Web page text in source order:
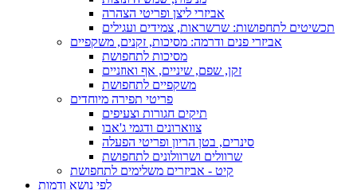
אביזרי ליצן ופריטי הצהרה
תכשיטים לתחפושות: שרשראות, צמידים ועגילים
אביזרי פנים ודרמה: מסיכות, זקנים, משקפיים
מסיכות לתחפושת
זקן, שפם, שיניים, אף ואוזניים
משקפיים לתחפושת
פריטי תפירה מיוחדים
תיקים חגורות וצעיפים
צווארונים ודגמי ג'אבו
סינרים, בטן הריון ופריטי הפעלה
שרוולים ושרוולונים לתחפושת
קיט - אביזרים משלימים לתחפושת
לפי נושא ודמות